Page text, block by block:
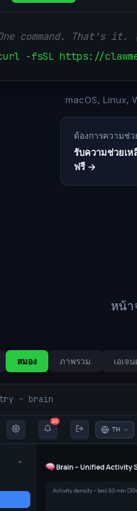
command. That's it.
-fsSL https://
macOS, Linux,
ต้องการความช่ว
รับความช่วยเห
ฟรี →
หน้า
สมอง ภาพรวม เอเจ
- brain